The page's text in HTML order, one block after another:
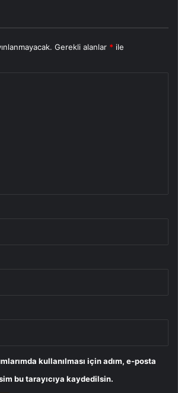
Gerekli alanlar * ile
kullanılması için adım, e-posta
bu tarayıcıya kaydedilsin.